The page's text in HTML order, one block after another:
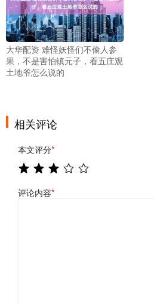
大华配资 难怪妖怪们不偷人参
果，不是害怕镇元子，看五庄观
土地爷怎么说的
相关评论
本文评分*
评论内容*